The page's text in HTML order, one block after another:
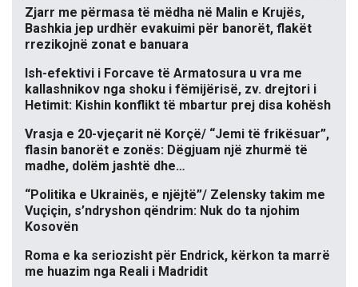
Zjarr me përmasa të mëdha në Malin e Krujës,
Bashkia jep urdhër evakuimi për banorët, flakët
rrezikojnë zonat e banuara
Ish-efektivi i Forcave të Armatosura u vra me
kallashnikov nga shoku i fëmijërisë, zv. drejtori i
Hetimit: Kishin konflikt të mbartur prej disa kohësh
Vrasja e 20-vjeçarit në Korçë/ “Jemi të frikësuar”,
flasin banorët e zonës: Dëgjuam një zhurmë të
madhe, dolëm jashtë dhe…
“Politika e Ukrainës, e njëjtë”/ Zelensky takim me
Vuçiçin, s’ndryshon qëndrim: Nuk do ta njohim
Kosovën
Roma e ka seriozisht për Endrick, kërkon ta marrë
me huazim nga Reali i Madridit